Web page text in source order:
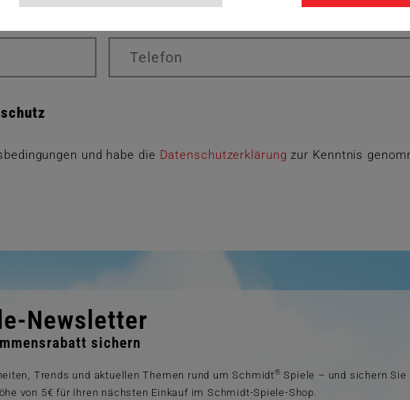
und habe die Datenschutzerklärung zur Kenntnis
Newsletter
sichern
Trends und aktuellen Themen rund um Schmidt® Spiele – und sichern Sie
von 5€ für Ihren nächsten Einkauf im Schmidt-Spiele-Shop.